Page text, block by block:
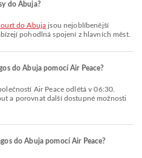
do Abuja?
do Abuja jsou nejoblíbenější
pohodlná spojení z hlavních měst.
do Abuja pomocí Air Peace?
a porovnat další dostupné možnosti
do Abuja pomocí Air Peace?